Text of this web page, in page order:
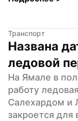
Транспорт
Названа
ледовой
На Ямале в
работу
Салехардом и
закроется для